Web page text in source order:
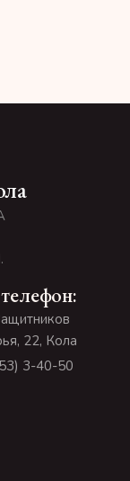
22, Кола
3-40-50